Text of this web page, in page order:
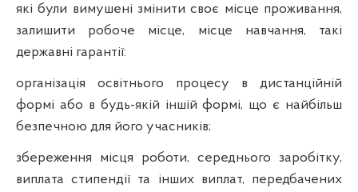
які були вимушені змінити своє місце проживання,
залишити робоче місце, місце навчання, такі
державні гарантії:
організація освітнього процесу в дистанційній
формі або в будь-якій іншій формі, що є найбільш
безпечною для його учасників;
збереження місця роботи, середнього заробітку,
виплата стипендії та інших виплат, передбачених